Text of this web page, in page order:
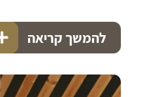
להמשך קריאה